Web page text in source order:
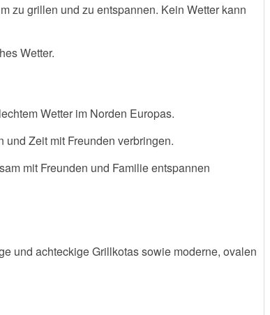
zu grillen und zu entspannen. Kein Wetter kann
Wetter.
Wetter im Norden Europas.
Zeit mit Freunden verbringen.
mit Freunden und Familie entspannen
und achteckige Grillkotas sowie moderne, ovalen